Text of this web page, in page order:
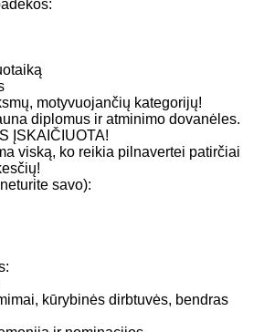
motyvuojančių kategorijų!
diplomus ir atminimo dovanėles.
ĮSKAIČIUOTA!
viską, ko reikia pilnavertei patirčiai
savo):
kūrybinės dirbtuvės, bendras